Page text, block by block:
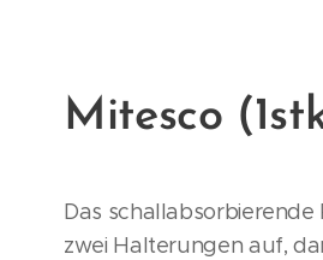
Mitesco
Das schallabsorbierende
zwei Halterungen auf,